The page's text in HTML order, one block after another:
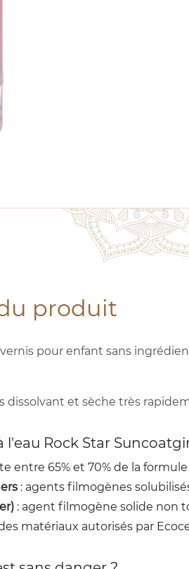
produit
pour enfant sans
dissolvant et sèche très
Rock Star
entre 65% et 70% de la
: agents filmogènes
: agent filmogène solide non
matériaux autorisés par